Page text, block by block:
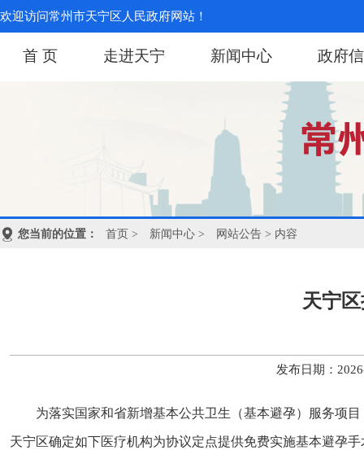
欢迎访问常州市天宁区人民政府网站！
首 页 走进天宁 新闻中心 政府
您当前的位置： 首页 > 新闻中心 > 网站公告 > 内容
天宁
发布日期：
为落实国家和省新增基本公共卫生（基本避孕）服务项
天宁区确定如下医疗机构为协议定点提供免费实施基本避孕